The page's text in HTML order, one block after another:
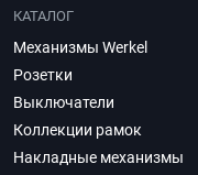
КАТАЛОГ
Механизмы Werkel
Розетки
Выключатели
Коллекции рамок
Накладные механизмы